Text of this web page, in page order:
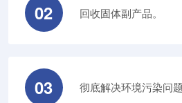
02 回收固体副产品。
03 彻底解决环境污染问题